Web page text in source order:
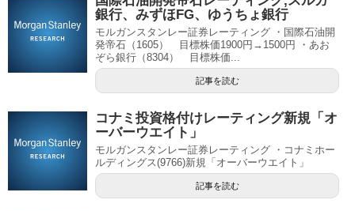
銀行、みずほFG、ゆうちょ銀行
モルガンスタンレー証券レーティング ・国際石油開
発帝石（1605） 目標株価1900円→1500円 ・あお
ぞら銀行（8304） 目標株価...
記事を読む
コナミ投資格付けレーティング新規「オ
ーバーウエイト」
モルガンスタンレー証券レーティング ・コナミホー
ルディングス(9766)新規「オーバーウエイト」
記事を読む